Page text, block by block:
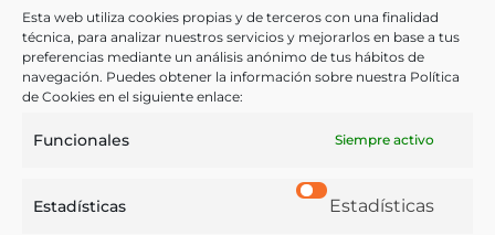
Esta web utiliza cookies propias y de terceros con una finalidad
técnica, para analizar nuestros servicios y mejorarlos en base a tus
preferencias mediante un análisis anónimo de tus hábitos de
navegación. Puedes obtener la información sobre nuestra Política
de Cookies en el siguiente enlace:
Funcionales Siempre activo
Estadísticas Estadísticas
Notas:
Ver más libros de estas materias:
Alimentos,Dietética y nutrición ,Gastronomía,Menús